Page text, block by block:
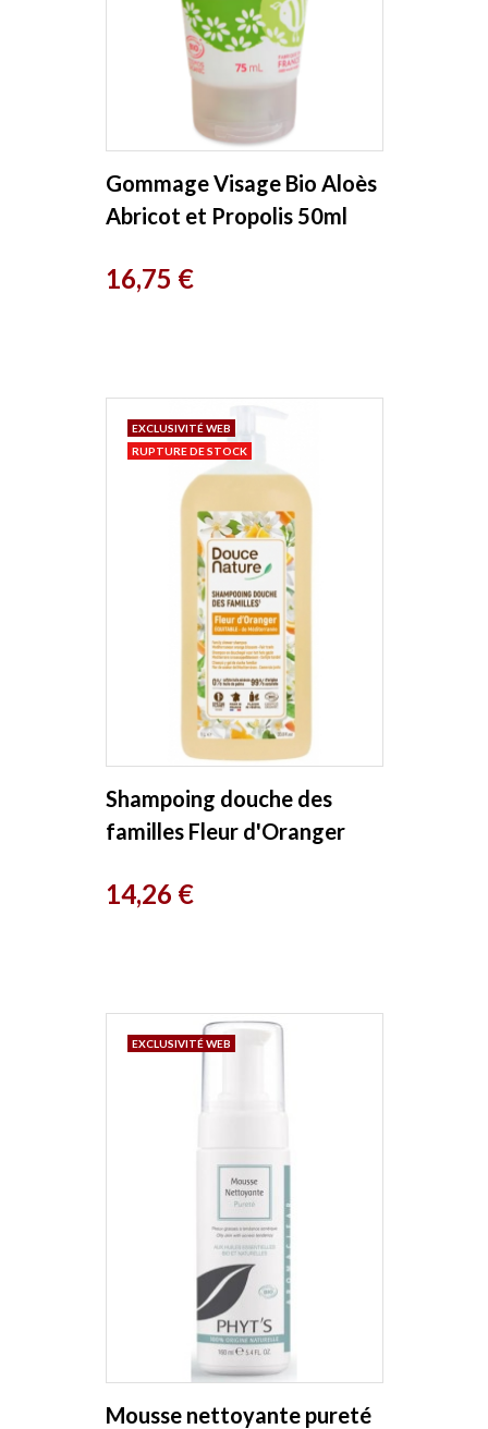
Gommage Visage Bio Aloès
Abricot et Propolis 50ml
Prix
16,75 €
Shampoing douche des
familles Fleur d'Oranger
Nature
Prix
14,26 €
EXCLUSIVITÉ WEB
RUPTURE DE STOCK
Mousse nettoyante pureté
EXCLUSIVITÉ WEB